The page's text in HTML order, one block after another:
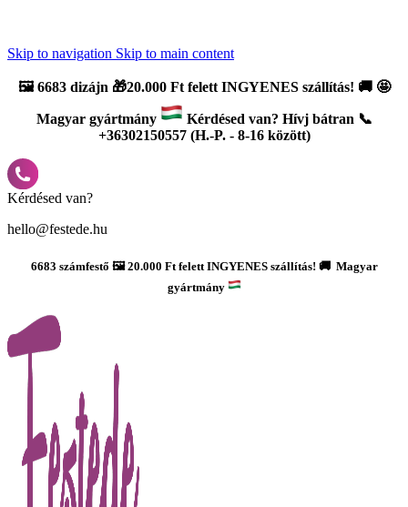
Skip to navigation Skip to main content
🖼️6683 dizájn 🎁20.000 Ft felett INGYENES szállítás! 🚚 🤩
Magyar gyártmány
Kérdésed van? Hívj bátran 📞
+36302150557 (H.-P. - 8-16 között)
Kérdésed van?
hello@festede.hu
6683 számfestő 🖼️ 20.000 Ft felett INGYENES szállítás! 🚚 Magyar
gyártmány